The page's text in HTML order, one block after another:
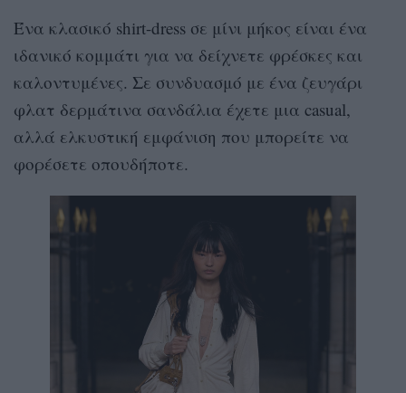
Ένα κλασικό shirt-dress σε μίνι μήκος είναι ένα
ιδανικό κομμάτι για να δείχνετε φρέσκες και
καλοντυμένες. Σε συνδυασμό με ένα ζευγάρι
φλατ δερμάτινα σανδάλια έχετε μια casual,
αλλά ελκυστική εμφάνιση που μπορείτε να
φορέσετε οπουδήποτε.